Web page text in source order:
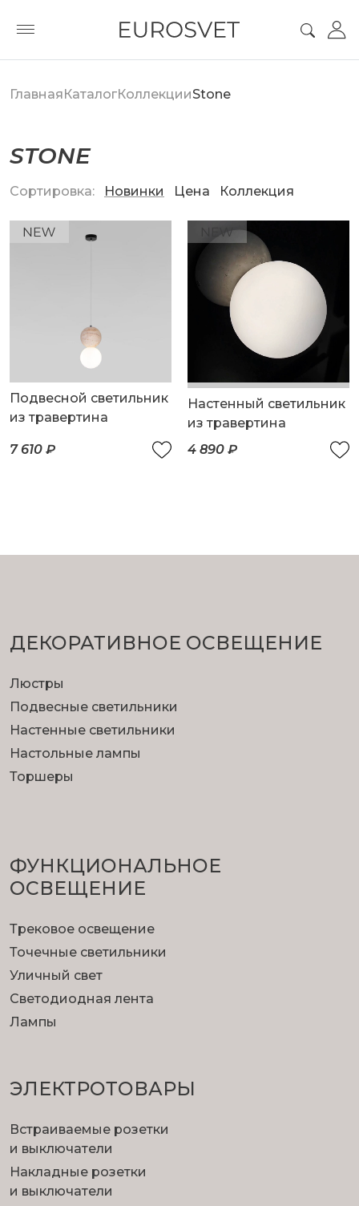
ГлавнаяКаталогКоллекцииStone
STONE
Сортировка: Новинки Цена Коллекция
Подвесной светильник
из травертина
7 610 ₽
Настенный светильник
из травертина
4 890 ₽
ДЕКОРАТИВНОЕ ОСВЕЩЕНИЕ
Люстры
Подвесные светильники
Настенные светильники
Настольные лампы
Торшеры
ФУНКЦИОНА­ЛЬНОЕ
ОСВЕЩЕНИЕ
Трековое освещение
Точечные светильники
Уличный свет
Светодиодная лента
Лампы
ЭЛЕКТРОТОВАРЫ
Встраиваемые розетки
и выключатели
Накладные розетки
и выключатели